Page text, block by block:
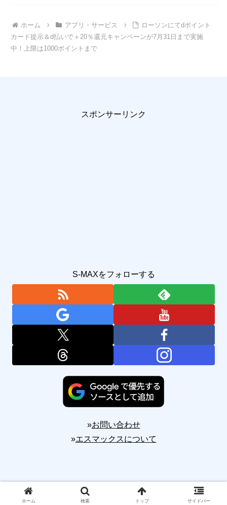
ホーム アプリ・サービス
ローソンにてdポイント
カード提示＆d払いで＋20％還元キャンペーンが7月31日まで実施
中！上限は1000ポイントまで
スポンサーリンク
S-MAXをフォローする
»お問い合わせ
»エスマックスについて
Copyright © 2010-2026 S-MAX All Rights Reserved.
ホーム 検索 トップ サイドバー